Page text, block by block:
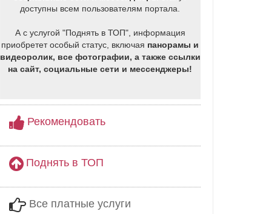
доступны всем пользователям портала.
А с услугой "Поднять в ТОП", информация
приобретет особый статус, включая панорамы и
видеоролик, все фотографии, а также ссылки
на сайт, социальные сети и мессенджеры!
Рекомендовать
Поднять в ТОП
Все платные услуги